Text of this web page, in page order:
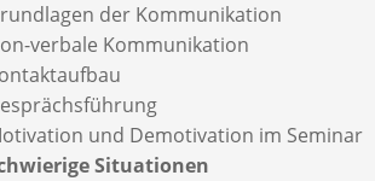
der Kommunikation
verbale Kommunikation
und Demotivation im Seminar
Situationen